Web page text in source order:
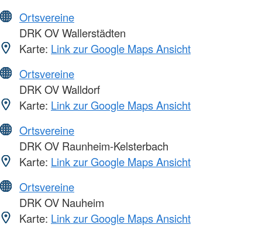
Ortsvereine
DRK OV Wallerstädten
Karte: Link zur Google Maps Ansicht
Ortsvereine
DRK OV Walldorf
Karte: Link zur Google Maps Ansicht
Ortsvereine
DRK OV Raunheim-Kelsterbach
Karte: Link zur Google Maps Ansicht
Ortsvereine
DRK OV Nauheim
Karte: Link zur Google Maps Ansicht